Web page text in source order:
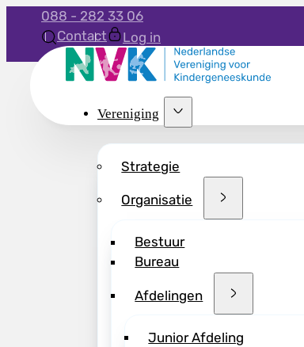
088 - 282 33 06
Contact
Log in
Vereniging
Strategie
Organisatie
Bestuur
Bureau
Afdelingen
Junior Afdeling